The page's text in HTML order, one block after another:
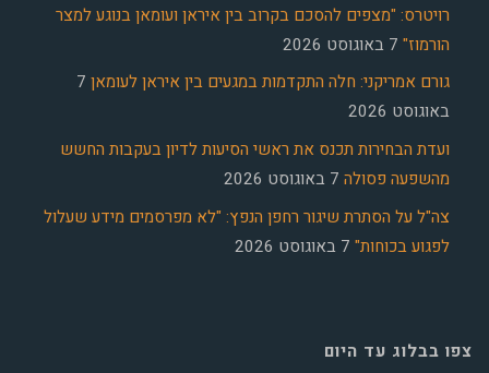
רויטרס: "מצפים להסכם בקרוב בין איראן ועומאן בנוגע למצר
הורמוז" 7 באוגוסט 2026
גורם אמריקני: חלה התקדמות במגעים בין איראן לעומאן 7
באוגוסט 2026
ועדת הבחירות תכנס את ראשי הסיעות לדיון בעקבות החשש
מהשפעה פסולה 7 באוגוסט 2026
צה"ל על הסתרת שיגור רחפן הנפץ: "לא מפרסמים מידע שעלול
לפגוע בכוחות" 7 באוגוסט 2026
צפו בבלוג עד היום